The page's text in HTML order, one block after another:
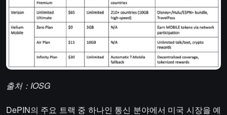
출처：IOSG
DePIN의 주요 트랙 중 하나인 통신 분야에서 미국 시장을 예